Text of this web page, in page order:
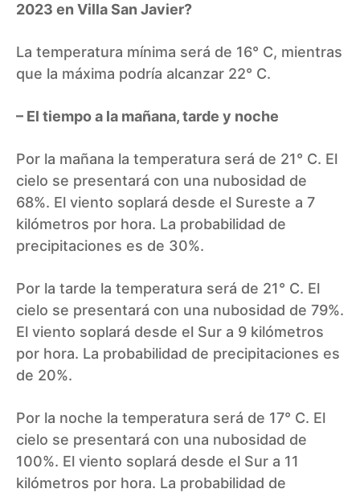
2023 en Villa San Javier?
La temperatura mínima será de 16° C, mientras
que la máxima podría alcanzar 22° C.
– El tiempo a la mañana, tarde y noche
Por la mañana la temperatura será de 21° C. El
cielo se presentará con una nubosidad de
68%. El viento soplará desde el Sureste a 7
kilómetros por hora. La probabilidad de
precipitaciones es de 30%.
Por la tarde la temperatura será de 21° C. El
cielo se presentará con una nubosidad de 79%.
El viento soplará desde el Sur a 9 kilómetros
por hora. La probabilidad de precipitaciones es
de 20%.
Por la noche la temperatura será de 17° C. El
cielo se presentará con una nubosidad de
100%. El viento soplará desde el Sur a 11
kilómetros por hora. La probabilidad de